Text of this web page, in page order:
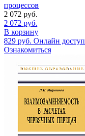
процессов
2 072 руб.
2 072 руб.
В корзину
829 руб. Онлайн доступ
Ознакомиться